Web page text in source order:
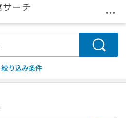
メ
検索
絞り込み条件